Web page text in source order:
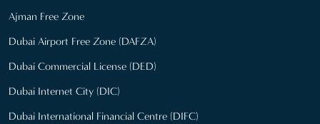
Ajman Free Zone
Dubai Airport Free Zone (DAFZA)
Dubai Commercial License (DED)
Dubai Internet City (DIC)
Dubai International Financial Centre (DIFC)